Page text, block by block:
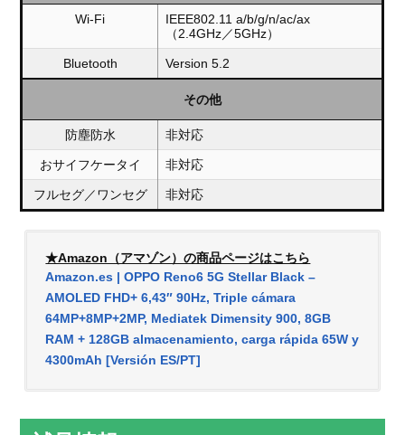
Wi-Fi
IEEE802.11 a/b/g/n/ac/ax
（2.4GHz／5GHz）
Bluetooth Version 5.2
その他
防塵防水 非対応
おサイフケータイ 非対応
フルセグ／ワンセグ 非対応
★Amazon（アマゾン）の商品ページはこちら
Amazon.es | OPPO Reno6 5G Stellar Black –
AMOLED FHD+ 6,43″ 90Hz, Triple cámara
64MP+8MP+2MP, Mediatek Dimensity 900, 8GB
RAM + 128GB almacenamiento, carga rápida 65W y
4300mAh [Versión ES/PT]